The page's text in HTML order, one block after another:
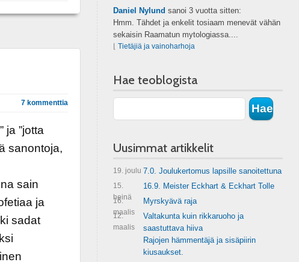
7 kommenttia
ja ”jotta
sanontoja,
sain
ja
sadat
Daniel Nylund sanoi 3 vuotta sitten:
Hmm. Tähdet ja enkelit tosiaam menevät vähän
sekaisin Raamatun mytologiassa....
Tietäjiä ja vainoharhoja
Hae teoblogista
Uusimmat artikkelit
19. joulu 7.0. Joulukertomus lapsille sanoitettuna
15.
heinä
16.9. Meister Eckhart & Eckhart Tolle
16.
maalis
Myrskyävä raja
12.
maalis
Valtakunta kuin rikkaruoho ja
saastuttava hiiva
Rajojen hämmentäjä ja sisäpiirin
kiusaukset.